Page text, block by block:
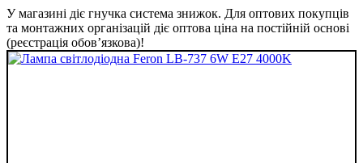
У магазині діє гнучка система знижок. Для оптових покупців
та монтажних організацій діє оптова ціна на постійній основі
(реєстрація обов’язкова)!